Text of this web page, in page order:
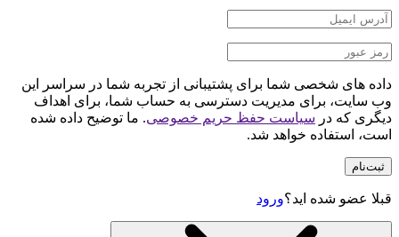
داده های شخصی شما برای پشتیبانی از تجربه شما در سراسر این
وب سایت، برای مدیریت دسترسی به حساب شما، برای اهداف
دیگری که در سیاست حفظ حریم خصوصی. ما توضیح داده شده
است، استفاده خواهد شد.
ثبت‌نام
قبلا عضو شده اید؟ورود